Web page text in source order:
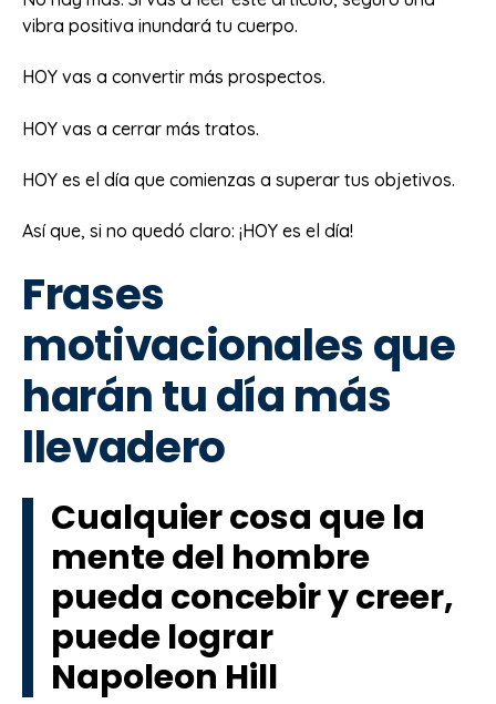
vibra positiva inundará tu cuerpo.
HOY vas a convertir más prospectos.
HOY vas a cerrar más tratos.
HOY es el día que comienzas a superar tus objetivos.
Así que, si no quedó claro: ¡HOY es el día!
Frases
motivacionales que
harán tu día más
llevadero
Cualquier cosa que la
mente del hombre
pueda concebir y creer,
puede lograr
Napoleon Hill